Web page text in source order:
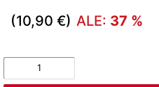
(10,90 €) ALE: 37 %